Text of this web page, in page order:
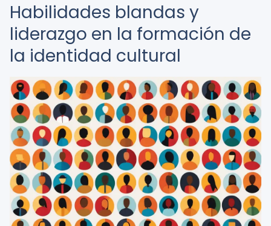
Habilidades blandas y
liderazgo en la formación de
la identidad cultural